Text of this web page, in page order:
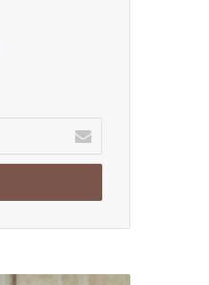
بريدك
الإلكتروني